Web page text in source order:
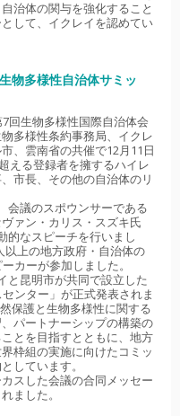
治体の関与を強化すること
して、イクレイを認めてい
物多様性自治体サミッ
回生物多様性国際自治体会
多様性条約事務局、イクレ
、雲南省の共催で12月11日
える登録者を擁するハイレ
市長、その他の自治体のリ
会議のスポウンサーである
ァン・カリス・スズキ氏
的なスピーチを行いまし
以上の地方政府・自治体の
カーが参加しました。
と昆明市が共同で設立した
ンター」が正式発表されま
保護と生物多様性に関する
パートナーシップの構築の
とを目指すとともに、地方
枠組の実施に向けたコミッ
しています。
スした会議の合同メッセー
ました。